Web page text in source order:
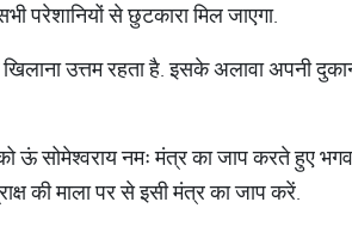
से छुटकारा मिल जाएगा.
खिलाना उत्तम रहता है. इसके अलावा अपनी
ऊं सोमेश्वराय नमः मंत्र का जाप करते हुए
की माला पर से इसी मंत्र का जाप करें.